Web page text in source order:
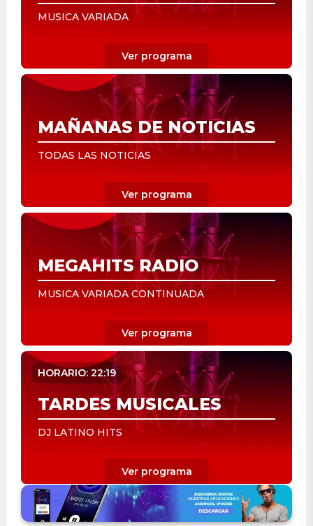
MUSICA VARIADA
MAÑANAS DE NOTICIAS
TODAS LAS NOTICIAS
MEGAHITS RADIO
MUSICA VARIADA CONTINUADA
TARDES MUSICALES
DJ LATINO HITS
HORARIO: 22:19